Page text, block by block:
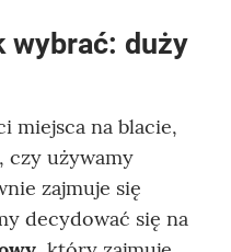
wybrać: duży
miejsca na blacie,
czy używamy
zajmuje się
decydować się na